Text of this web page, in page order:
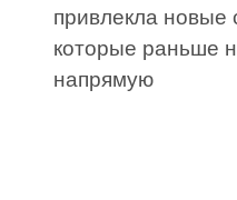
привлекла новые
которые раньше
напрямую